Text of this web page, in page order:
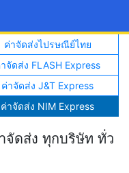
ค่าจัดส่งไปรษณีย์ไทย
จัดส่ง FLASH Express
ค่าจัดส่ง J&T Express
ค่าจัดส่ง NIM Express
จัดส่ง ทุกบริษัท ทั่ว